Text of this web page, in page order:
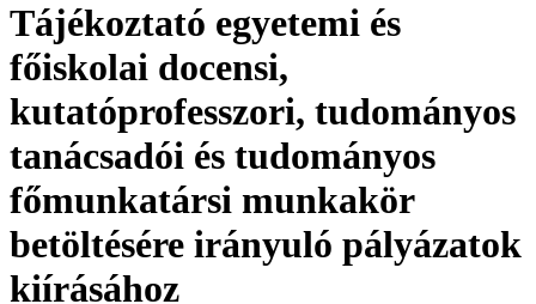
Tájékoztató egyetemi és
főiskolai docensi,
kutatóprofesszori, tudományos
tanácsadói és tudományos
főmunkatársi munkakör
betöltésére irányuló pályázatok
kiírásához